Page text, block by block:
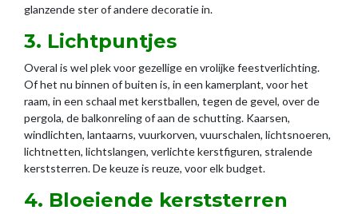
glanzende ster of andere decoratie in.
3. Lichtpuntjes
Overal is wel plek voor gezellige en vrolijke feestverlichting.
Of het nu binnen of buiten is, in een kamerplant, voor het
raam, in een schaal met kerstballen, tegen de gevel, over de
pergola, de balkonreling of aan de schutting. Kaarsen,
windlichten, lantaarns, vuurkorven, vuurschalen, lichtsnoeren,
lichtnetten, lichtslangen, verlichte kerstfiguren, stralende
kerststerren. De keuze is reuze, voor elk budget.
4. Bloeiende kerststerren